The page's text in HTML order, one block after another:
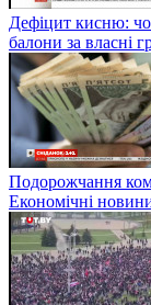
Дефіцит кисню:
балони за власні
Подорожчання
Економічні